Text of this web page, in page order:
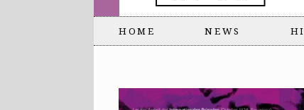
HOME NEWS